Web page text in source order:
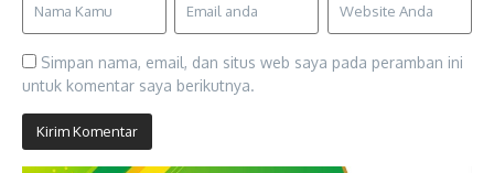
Simpan nama, email, dan situs web saya pada peramban ini
untuk komentar saya berikutnya.